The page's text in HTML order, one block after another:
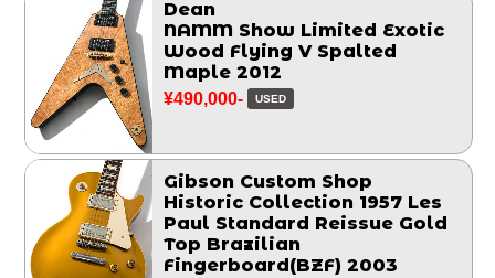
Dean
NAMM Show Limited Exotic
Wood Flying V Spalted
Maple 2012
¥490,000- USED
Gibson Custom Shop
Historic Collection 1957 Les
Paul Standard Reissue Gold
Top Brazilian
Fingerboard(BZF) 2003